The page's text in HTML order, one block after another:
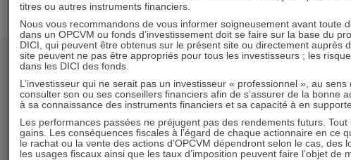
RESTER
Recevoir nos
titres ou autres instruments financiers.
Nous vous recommandons de vous informer soigneusement avant toute
dans un OPCVM ou fonds d’investissement doit se faire sur la base du
DICI, qui peuvent être obtenus sur le présent site ou directement auprès
site peuvent ne pas être appropriés pour tous les investisseurs ; les
dans les DICI des fonds.
L’investisseur qui ne serait pas un investisseur « professionnel », au
consulter son ou ses conseillers financiers afin de s’assurer de la bonne
à sa connaissance des instruments financiers et sa capacité à en
Les performances passées ne préjugent pas des rendements futurs.
gains. Les conséquences fiscales à l’égard de chaque actionnaire en ce
le rachat ou la vente des actions d’OPCVM dépendront selon le cas, des
les usages fiscaux ainsi que les taux d’imposition peuvent faire l’objet